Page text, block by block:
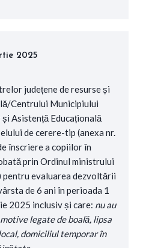
2025
județene de resurse și
Centrului Municipiului
Asistență Educațională
de cerere-tip (anexa nr.
înscriere a copiilor în
prin Ordinul ministrului
evaluarea dezvoltării
de 6 ani în perioada 1
2025 inclusiv și care: nu au
legate de boală, lipsa
domiciliul temporar în